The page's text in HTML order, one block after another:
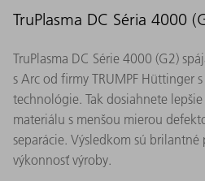
TruPlasma DC Séria 4000
TruPlasma DC Série 4000 (G2)
s Arc od firmy TRUMPF Hüttinger
technológie. Tak dosiahnete
materiálu s menšou mierou
separácie. Výsledkom sú brilantné
výkonnosť výroby.